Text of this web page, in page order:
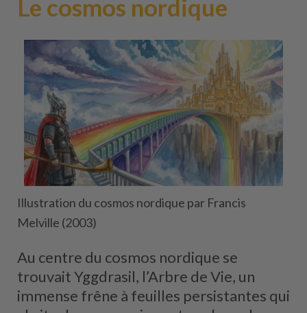
Le cosmos nordique
Illustration du cosmos nordique par Francis
Melville (2003)
Au centre du cosmos nordique se
trouvait Yggdrasil, l’Arbre de Vie, un
immense frêne à feuilles persistantes qui